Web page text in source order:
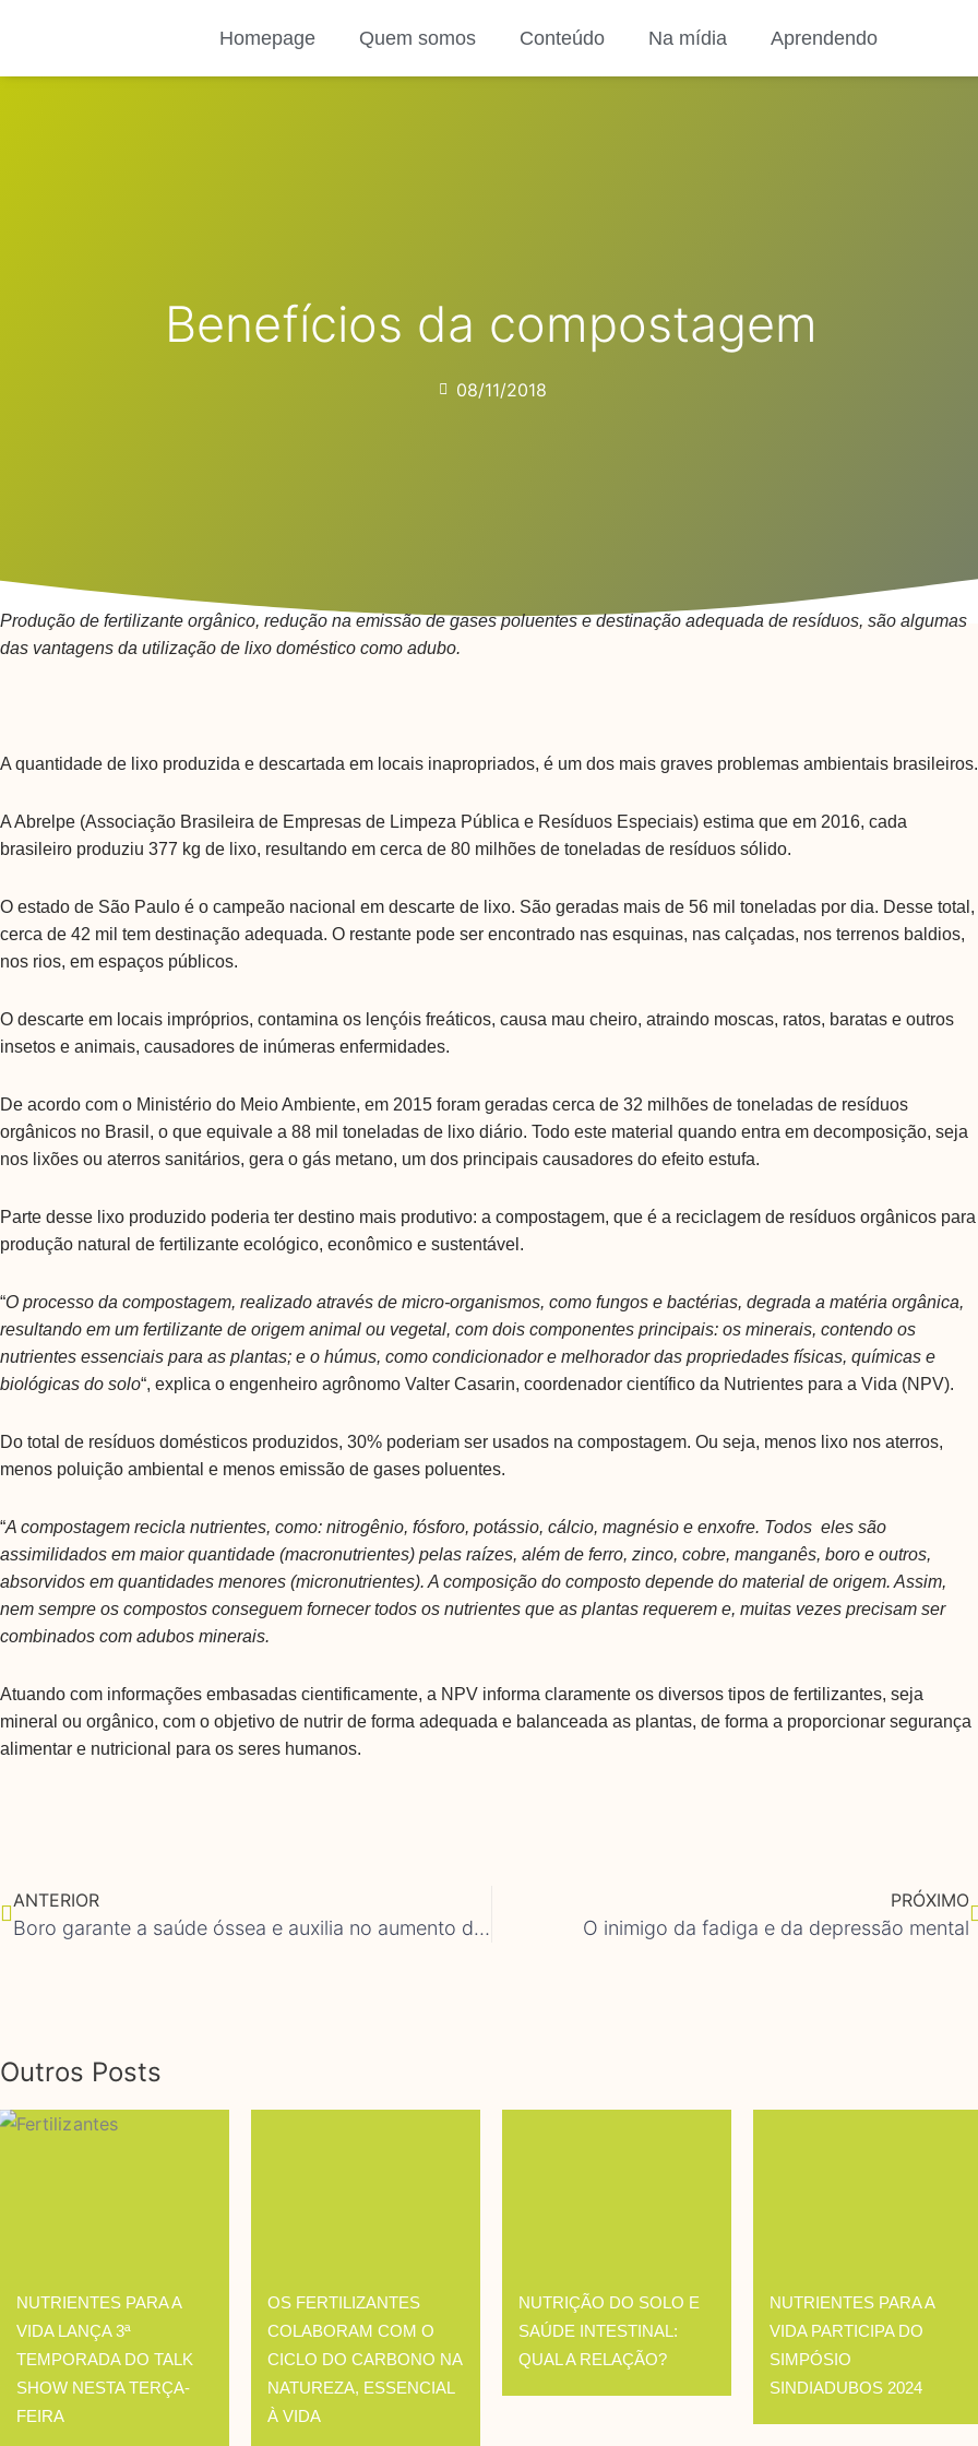
Homepage Quem somos Conteúdo Na mídia Aprendendo
Benefícios da compostagem
08/11/2018
Produção de fertilizante orgânico, redução na emissão de gases poluentes e destinação adequada de resíduos, são algumas
das vantagens da utilização de lixo doméstico como adubo.
A quantidade de lixo produzida e descartada em locais inapropriados, é um dos mais graves problemas ambientais brasileiros.
A Abrelpe (Associação Brasileira de Empresas de Limpeza Pública e Resíduos Especiais) estima que em 2016, cada
brasileiro produziu 377 kg de lixo, resultando em cerca de 80 milhões de toneladas de resíduos sólido.
O estado de São Paulo é o campeão nacional em descarte de lixo. São geradas mais de 56 mil toneladas por dia. Desse total,
cerca de 42 mil tem destinação adequada. O restante pode ser encontrado nas esquinas, nas calçadas, nos terrenos baldios,
nos rios, em espaços públicos.
O descarte em locais impróprios, contamina os lençóis freáticos, causa mau cheiro, atraindo moscas, ratos, baratas e outros
insetos e animais, causadores de inúmeras enfermidades.
De acordo com o Ministério do Meio Ambiente, em 2015 foram geradas cerca de 32 milhões de toneladas de resíduos
orgânicos no Brasil, o que equivale a 88 mil toneladas de lixo diário. Todo este material quando entra em decomposição, seja
nos lixões ou aterros sanitários, gera o gás metano, um dos principais causadores do efeito estufa.
Parte desse lixo produzido poderia ter destino mais produtivo: a compostagem, que é a reciclagem de resíduos orgânicos para
produção natural de fertilizante ecológico, econômico e sustentável.
“O processo da compostagem, realizado através de micro-organismos, como fungos e bactérias, degrada a matéria orgânica,
resultando em um fertilizante de origem animal ou vegetal, com dois componentes principais: os minerais, contendo os
nutrientes essenciais para as plantas; e o húmus, como condicionador e melhorador das propriedades físicas, químicas e
biológicas do solo“, explica o engenheiro agrônomo Valter Casarin, coordenador científico da Nutrientes para a Vida (NPV).
Do total de resíduos domésticos produzidos, 30% poderiam ser usados na compostagem. Ou seja, menos lixo nos aterros,
menos poluição ambiental e menos emissão de gases poluentes.
“A compostagem recicla nutrientes, como: nitrogênio, fósforo, potássio, cálcio, magnésio e enxofre. Todos eles são
assimilidados em maior quantidade (macronutrientes) pelas raízes, além de ferro, zinco, cobre, manganês, boro e outros,
absorvidos em quantidades menores (micronutrientes). A composição do composto depende do material de origem. Assim,
nem sempre os compostos conseguem fornecer todos os nutrientes que as plantas requerem e, muitas vezes precisam ser
combinados com adubos minerais.
Atuando com informações embasadas cientificamente, a NPV informa claramente os diversos tipos de fertilizantes, seja
mineral ou orgânico, com o objetivo de nutrir de forma adequada e balanceada as plantas, de forma a proporcionar segurança
alimentar e nutricional para os seres humanos.
ANTERIOR
Boro garante a saúde óssea e auxilia no aumento de massa muscular
PRÓXIMO
O inimigo da fadiga e da depressão mental
Outros Posts
NUTRIENTES PARA A
VIDA LANÇA 3ª
TEMPORADA DO TALK
SHOW NESTA TERÇA-
FEIRA
OS FERTILIZANTES
COLABORAM COM O
CICLO DO CARBONO NA
NATUREZA, ESSENCIAL
À VIDA
NUTRIÇÃO DO SOLO E
SAÚDE INTESTINAL:
QUAL A RELAÇÃO?
NUTRIENTES PARA A
VIDA PARTICIPA DO
SIMPÓSIO
SINDIADUBOS 2024